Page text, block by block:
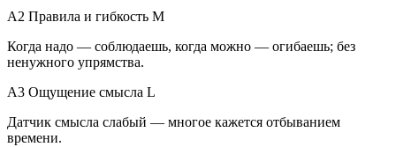
A2 Правила и гибкость M
Когда надо — соблюдаешь, когда можно — огибаешь; без
ненужного упрямства.
A3 Ощущение смысла L
Датчик смысла слабый — многое кажется отбыванием
времени.